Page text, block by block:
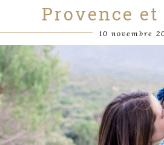
Provence
10 novembre